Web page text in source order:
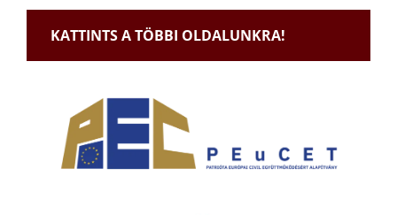
KATTINTS A TÖBBI OLDALUNKRA!